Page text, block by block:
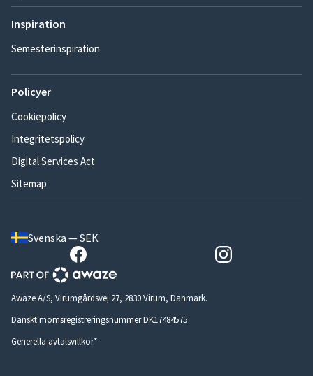
Inspiration
Semesterinspiration
Policyer
Cookiepolicy
Integritetspolicy
Digital Services Act
Sitemap
Svenska — SEK
Awaze A/S, Virumgårdsvej 27, 2830 Virum, Danmark.
Danskt momsregistreringsnummer DK17484575
Generella avtalsvillkor*